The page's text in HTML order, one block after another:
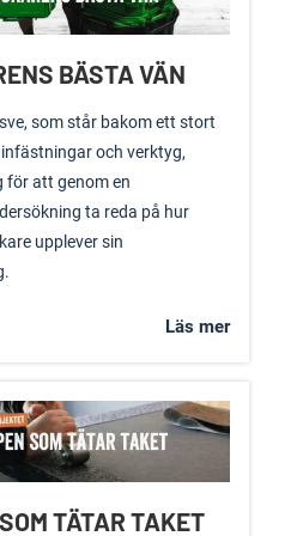
BÄSTA VÄN
som står bakom ett stort
och verktyg,
för att genom en
ta reda på hur
upplever sin
Läs mer
TÄTAR TAKET